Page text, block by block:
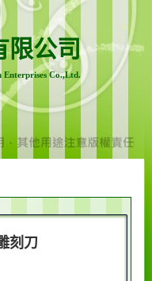
限公司
Enterprises Co.,Ltd.
刻刀